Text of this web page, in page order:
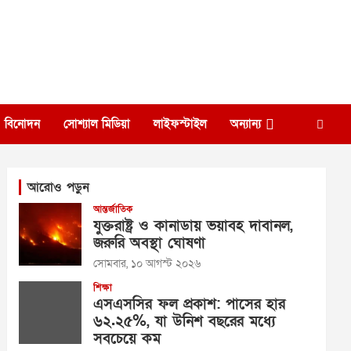
বিনোদন সোশ্যাল মিডিয়া লাইফস্টাইল অন্যান্য
আরোও পড়ুন
আন্তর্জাতিক
যুক্তরাষ্ট্র ও কানাডায় ভয়াবহ দাবানল,
জরুরি অবস্থা ঘোষণা
সোমবার, ১০ আগস্ট ২০২৬
শিক্ষা
এসএসসির ফল প্রকাশ: পাসের হার
৬২.২৫%, যা উনিশ বছরের মধ্যে
সবচেয়ে কম